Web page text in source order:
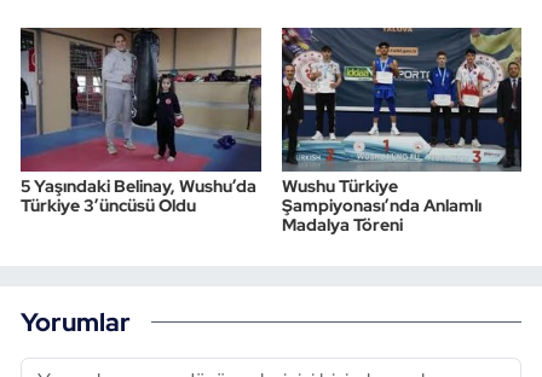
5 Yaşındaki Belinay, Wushu’da
Türkiye 3’üncüsü Oldu
Wushu Türkiye
Şampiyonası’nda Anlamlı
Madalya Töreni
Yorumlar